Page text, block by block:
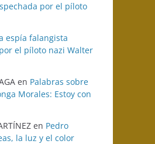
por el píloto
espía falangista
el píloto nazi Walter
en Palabras sobre
Morales: Estoy con
en Pedro
la luz y el color